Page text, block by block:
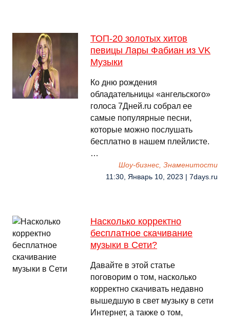
ТОП-20 золотых хитов
певицы Лары Фабиан из VK
Музыки
Ко дню рождения
обладательницы «ангельского»
голоса 7Дней.ru собрал ее
самые популярные песни,
которые можно послушать
бесплатно в нашем плейлисте.
…
Шоу-бизнес, Знаменитости
11:30, Январь 10, 2023 | 7days.ru
Насколько корректно
бесплатное скачивание
музыки в Сети?
Давайте в этой статье
поговорим о том, насколько
корректно скачивать недавно
вышедшую в свет музыку в сети
Интернет, а также о том,